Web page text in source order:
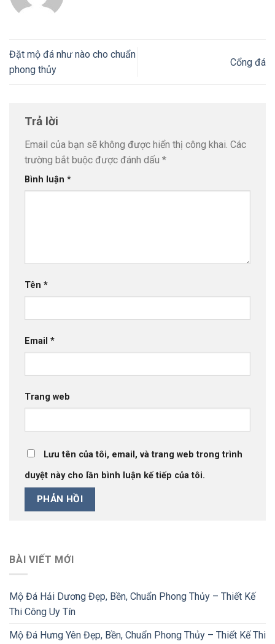
Đặt mộ đá như nào cho chuẩn
phong thủy
Cổng đá
Trả lời
Email của bạn sẽ không được hiển thị công khai. Các
trường bắt buộc được đánh dấu *
Bình luận *
Tên *
Email *
Trang web
Lưu tên của tôi, email, và trang web trong trình
duyệt này cho lần bình luận kế tiếp của tôi.
BÀI VIẾT MỚI
Mộ Đá Hải Dương Đẹp, Bền, Chuẩn Phong Thủy – Thiết Kế
Thi Công Uy Tín
Mộ Đá Hưng Yên Đẹp, Bền, Chuẩn Phong Thủy – Thiết Kế Thi